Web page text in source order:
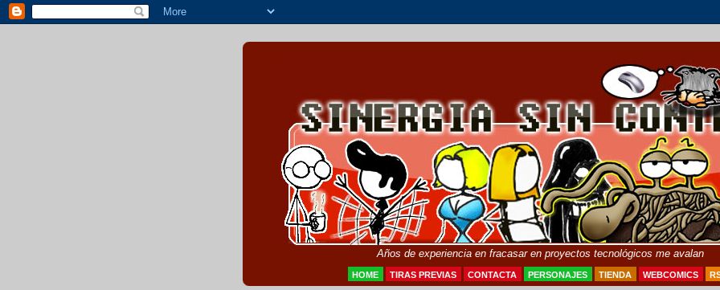
Años de experiencia en fracasar en proyectos tecnológicos me avalan
HOME TIRAS PREVIAS CONTACTA PERSONAJES TIENDA WEBCOMICS